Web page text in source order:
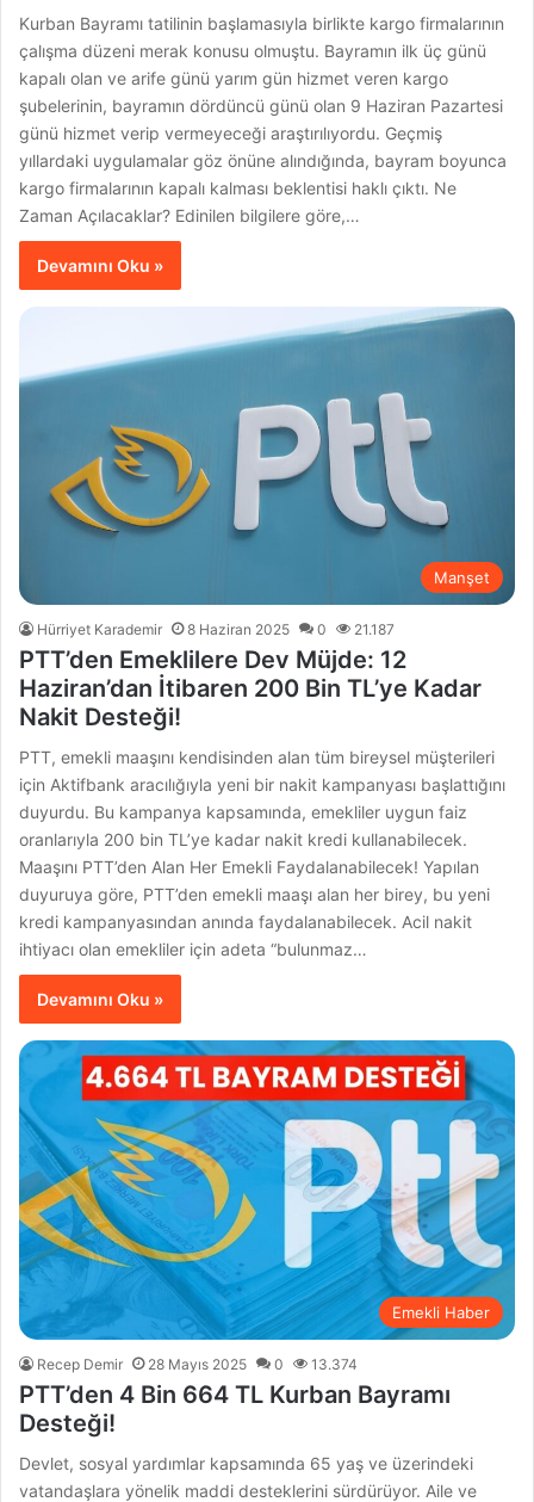
Kurban Bayramı tatilinin başlamasıyla birlikte kargo firmalarının
çalışma düzeni merak konusu olmuştu. Bayramın ilk üç günü
kapalı olan ve arife günü yarım gün hizmet veren kargo
şubelerinin, bayramın dördüncü günü olan 9 Haziran Pazartesi
günü hizmet verip vermeyeceği araştırılıyordu. Geçmiş
yıllardaki uygulamalar göz önüne alındığında, bayram boyunca
kargo firmalarının kapalı kalması beklentisi haklı çıktı. Ne
Zaman Açılacaklar? Edinilen bilgilere göre,…
Devamını Oku »
Manşet
Hürriyet Karademir 8 Haziran 2025 0 21.187
PTT’den Emeklilere Dev Müjde: 12
Haziran’dan İtibaren 200 Bin TL’ye Kadar
Nakit Desteği!
PTT, emekli maaşını kendisinden alan tüm bireysel müşterileri
için Aktifbank aracılığıyla yeni bir nakit kampanyası başlattığını
duyurdu. Bu kampanya kapsamında, emekliler uygun faiz
oranlarıyla 200 bin TL’ye kadar nakit kredi kullanabilecek.
Maaşını PTT’den Alan Her Emekli Faydalanabilecek! Yapılan
duyuruya göre, PTT’den emekli maaşı alan her birey, bu yeni
kredi kampanyasından anında faydalanabilecek. Acil nakit
ihtiyacı olan emekliler için adeta “bulunmaz…
Devamını Oku »
Emekli Haber
Recep Demir 28 Mayıs 2025 0 13.374
PTT’den 4 Bin 664 TL Kurban Bayramı
Desteği!
Devlet, sosyal yardımlar kapsamında 65 yaş ve üzerindeki
vatandaşlara yönelik maddi desteklerini sürdürüyor. Aile ve